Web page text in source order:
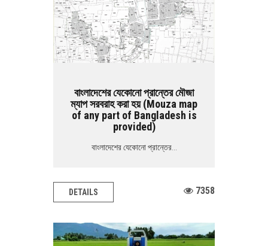
বাংলাদেশের যেকোনো প্রান্তের মৌজা
ম্যাপ সরবরাহ করা হয় (Mouza map
of any part of Bangladesh is
provided)
বাংলাদেশের যেকোনো প্রান্তের...
DETAILS 7358